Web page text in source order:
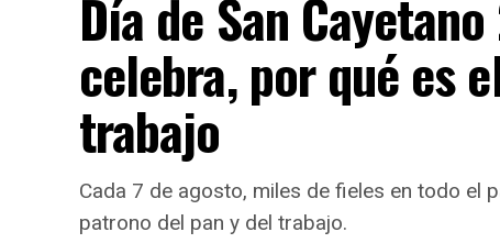
Día de San
celebra, por qué es
trabajo
Cada 7 de agosto, miles de fieles en todo el
patrono del pan y del trabajo.